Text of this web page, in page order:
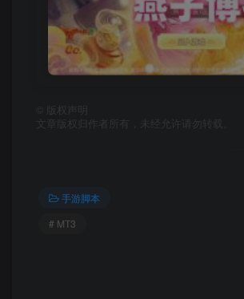
版权声明
文章版权归作者所有，未经允许请勿转载。
手游脚本
# MT3